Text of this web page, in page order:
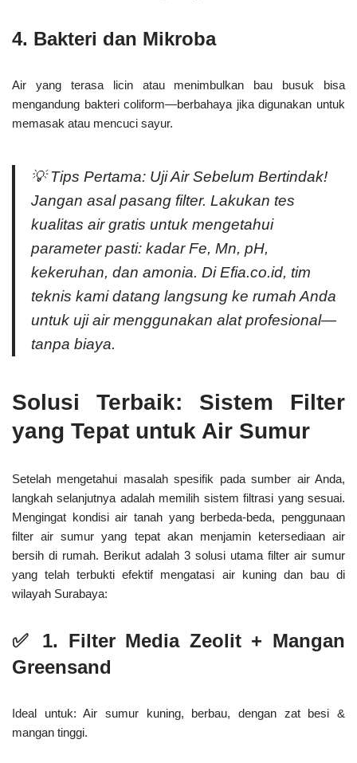
4. Bakteri dan Mikroba
Air yang terasa licin atau menimbulkan bau busuk bisa
mengandung bakteri coliform—berbahaya jika digunakan untuk
memasak atau mencuci sayur.
💡Tips Pertama: Uji Air Sebelum Bertindak!
Jangan asal pasang filter. Lakukan tes
kualitas air gratis untuk mengetahui
parameter pasti: kadar Fe, Mn, pH,
kekeruhan, dan amonia. DiEfia.co.id, tim
teknis kami datang langsung ke rumah Anda
untuk uji air menggunakan alat profesional—
tanpa biaya.
Solusi Terbaik: Sistem Filter
yang Tepat untuk Air Sumur
Setelah mengetahui masalah spesifik pada sumber air Anda,
langkah selanjutnya adalah memilih sistem filtrasi yang sesuai.
Mengingat kondisi air tanah yang berbeda-beda, penggunaan
filter air sumur yang tepat akan menjamin ketersediaan air
bersih di rumah. Berikut adalah 3 solusi utama filter air sumur
yang telah terbukti efektif mengatasi air kuning dan bau di
wilayah Surabaya:
✅ 1. Filter Media Zeolit + Mangan
Greensand
Ideal untuk: Air sumur kuning, berbau, dengan zat besi &
mangan tinggi.